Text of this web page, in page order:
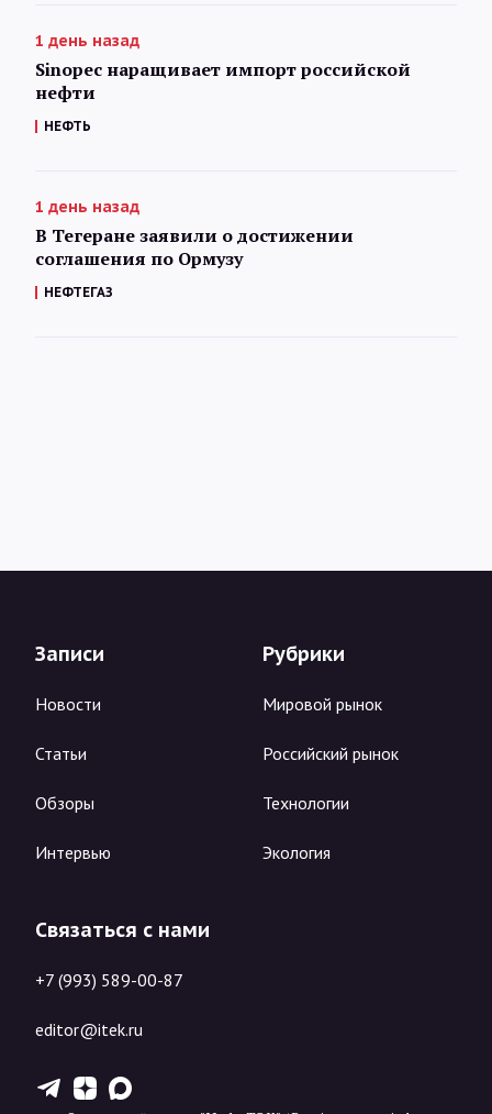
1 день назад
Sinopec наращивает импорт российской
нефти
НЕФТЬ
1 день назад
В Тегеране заявили о достижении
соглашения по Ормузу
НЕФТЕГАЗ
Записи
Новости
Статьи
Обзоры
Интервью
Рубрики
Мировой рынок
Российский рынок
Технологии
Экология
Связаться с нами
+7 (993) 589-00-87
editor@itek.ru
T Z X